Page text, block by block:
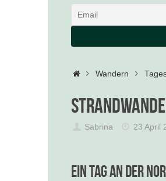
Startseite
Wandern
Sabrina 23 April
Ein Tag an der